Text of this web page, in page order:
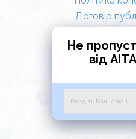
Договір
Не
від